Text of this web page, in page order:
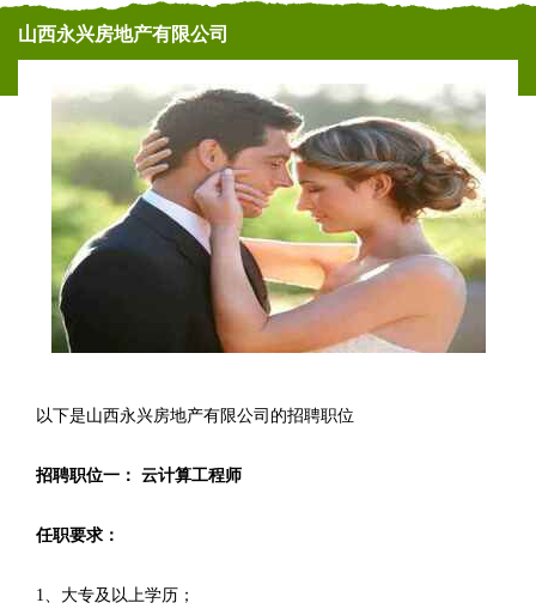
山西永兴房地产有限公司
以下是山西永兴房地产有限公司的招聘职位
招聘职位一： 云计算工程师
任职要求：
1、大专及以上学历；